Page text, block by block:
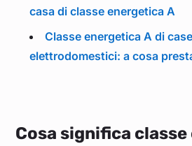
casa di classe energetica A
Classe energetica A di
elettrodomestici: a cosa
Cosa significa